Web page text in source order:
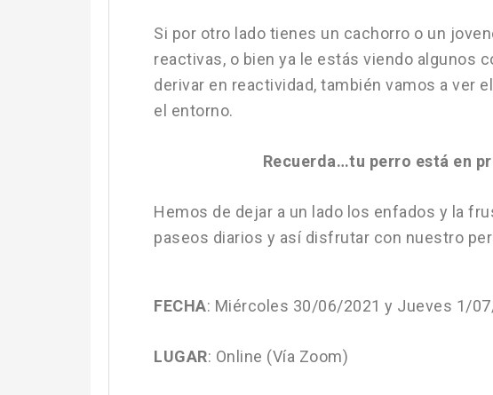
Si por otro lado tienes un cachorro o un
reactivas, o bien ya le estás viendo algunos
derivar en reactividad, también vamos a ver
el entorno.
Recuerda…tu perro está en
Hemos de dejar a un lado los enfados y la
paseos diarios y así disfrutar con nuestro
FECHA: Miércoles 30/06/2021 y Jueves 1/
LUGAR: Online (Vía Zoom)